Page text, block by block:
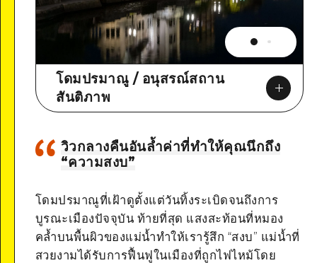
โดมปรมาณู / อนุสรณ์สถาน
สันติภาพ
Google Maps
วิวกลางคืนอันล้ำค่าที่ทำให้คุณนึกถึง
“ความสงบ”
โดมปรมาณูที่เฝ้าดูตั้งแต่วันทิ้งระเบิดจนถึงการ
บูรณะเมืองปัจจุบัน ท้ายที่สุด แสงสะท้อนที่หมอง
คล้ำบนพื้นผิวของแม่น้ำทำให้เรารู้สึก “สงบ” แม่น้ำที่
สวยงามได้รับการฟื้นฟูในเมืองที่ถูกไฟไหม้โดย